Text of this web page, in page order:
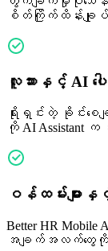
စိတ်ကြိုက်ထိန်းချု
လူသားနှင့် AI ပေ
ရိုးရှင်းတဲ့ ခိုင်းစ
ကို AI Assistant က
ဝန်ထမ်းများ
Better HR
အချက်အလက်တွေကို